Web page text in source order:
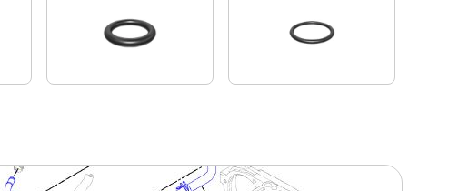
нитрильного каучука
из бутадиен-
нитрильного каучука